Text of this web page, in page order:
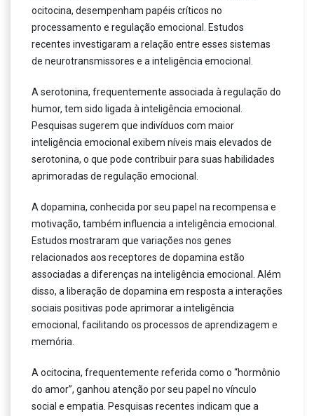
ocitocina, desempenham papéis críticos no
processamento e regulação emocional. Estudos
recentes investigaram a relação entre esses sistemas
de neurotransmissores e a inteligência emocional.
A serotonina, frequentemente associada à regulação do
humor, tem sido ligada à inteligência emocional.
Pesquisas sugerem que indivíduos com maior
inteligência emocional exibem níveis mais elevados de
serotonina, o que pode contribuir para suas habilidades
aprimoradas de regulação emocional.
A dopamina, conhecida por seu papel na recompensa e
motivação, também influencia a inteligência emocional.
Estudos mostraram que variações nos genes
relacionados aos receptores de dopamina estão
associadas a diferenças na inteligência emocional. Além
disso, a liberação de dopamina em resposta a interações
sociais positivas pode aprimorar a inteligência
emocional, facilitando os processos de aprendizagem e
memória.
A ocitocina, frequentemente referida como o “hormônio
do amor”, ganhou atenção por seu papel no vínculo
social e empatia. Pesquisas recentes indicam que a